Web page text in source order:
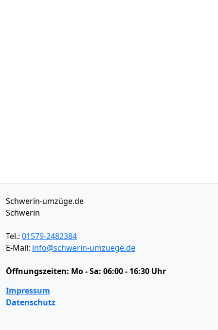
Schwerin-umzüge.de
Schwerin
Tel.: 01579-2482384
E-Mail: info@schwerin-umzuege.de
Öffnungszeiten: Mo - Sa: 06:00 - 16:30 Uhr
Impressum
Datenschutz